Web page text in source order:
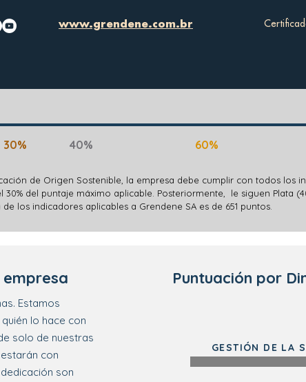
www.grendene.com.br
30% 40% 60%
de Origen Sostenible, la empresa debe cumplir con todos los
del puntaje máximo aplicable. Posteriormente, le siguen Plata
los indicadores aplicables a Grendene SA es de 651 puntos.
Estamos
lo hace con
solo de nuestras
con
son
Puntuación por
GESTIÓN DE LA